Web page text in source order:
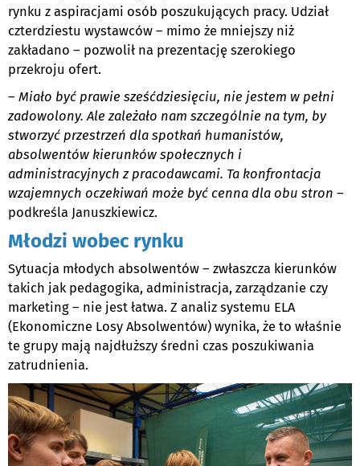
rynku z aspiracjami osób poszukujących pracy. Udział
czterdziestu wystawców – mimo że mniejszy niż
zakładano – pozwolił na prezentację szerokiego
przekroju ofert.
– Miało być prawie sześćdziesięciu, nie jestem w pełni
zadowolony. Ale zależało nam szczególnie na tym, by
stworzyć przestrzeń dla spotkań humanistów,
absolwentów kierunków społecznych i
administracyjnych z pracodawcami. Ta konfrontacja
wzajemnych oczekiwań może być cenna dla obu stron –
podkreśla Januszkiewicz.
Młodzi wobec rynku
Sytuacja młodych absolwentów – zwłaszcza kierunków
takich jak pedagogika, administracja, zarządzanie czy
marketing – nie jest łatwa. Z analiz systemu ELA
(Ekonomiczne Losy Absolwentów) wynika, że to właśnie
te grupy mają najdłuższy średni czas poszukiwania
zatrudnienia.